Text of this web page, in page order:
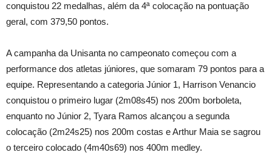
conquistou 22 medalhas, além da 4ª colocação na pontuação
geral, com 379,50 pontos.
A campanha da Unisanta no campeonato começou com a
performance dos atletas júniores, que somaram 79 pontos para a
equipe. Representando a categoria Júnior 1, Harrison Venancio
conquistou o primeiro lugar (2m08s45) nos 200m borboleta,
enquanto no Júnior 2, Tyara Ramos alcançou a segunda
colocação (2m24s25) nos 200m costas e Arthur Maia se sagrou
o terceiro colocado (4m40s69) nos 400m medley.